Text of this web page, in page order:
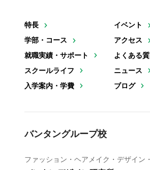
特長
学部・コース
就職実績・サポート
スクールライフ
入学案内・学費
イベント
アクセス
よくある
ニュース
ブログ
バンタングループ校
ファッション・ヘアメイク・デザイン